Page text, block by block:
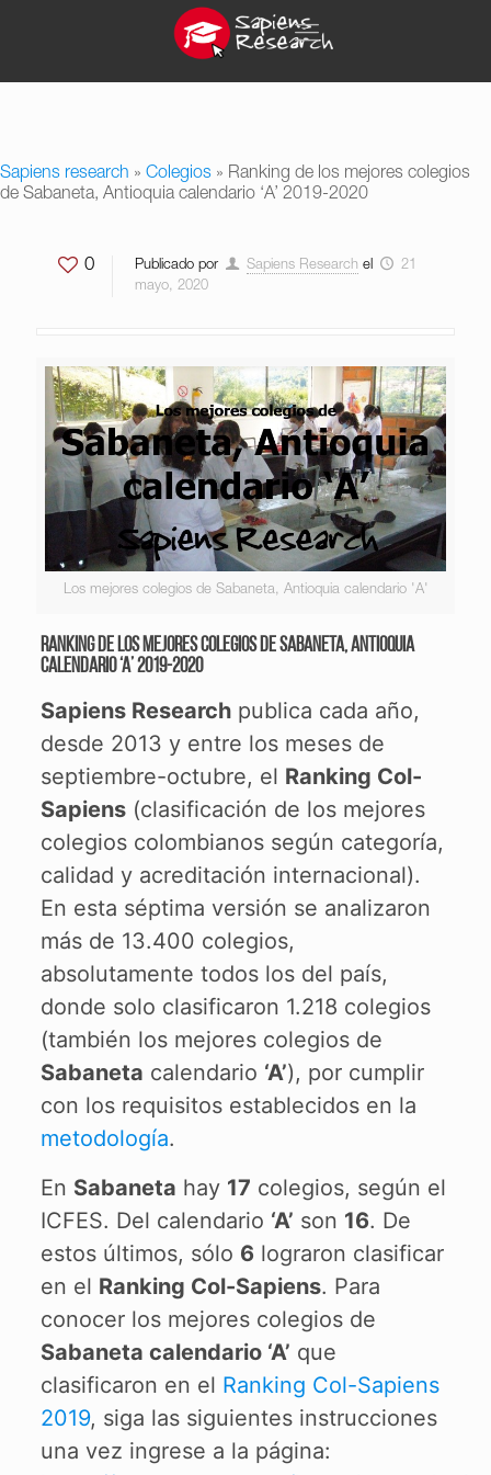
Sapiens research » Colegios » Ranking de los mejores colegios
de Sabaneta, Antioquia calendario ‘A’ 2019-2020
0 Publicado por Sapiens Research el
21
mayo, 2020
Los mejores colegios de Sabaneta, Antioquia calendario 'A'
Ranking de los mejores colegios de Sabaneta, Antioquia
calendario ‘A’ 2019-2020
Sapiens Researchpublica cada año,
desde 2013 y entre los meses de
septiembre-octubre, el Ranking Col-
Sapiens(clasificación de los mejores
colegios colombianos según categoría,
calidad y acreditación internacional).
En esta séptima versión se analizaron
más de 13.400 colegios,
absolutamente todos los del país,
donde solo clasificaron 1.218 colegios
(también los mejores colegios de
Sabaneta calendario ‘A’), por cumplir
con los requisitos establecidos en la
metodología.
En Sabaneta hay 17 colegios, según el
ICFES. Del calendario ‘A’ son 16. De
estos últimos, sólo 6 lograron clasificar
en el Ranking Col-Sapiens. Para
conocer los mejores colegios de
Sabaneta calendario ‘A’ que
clasificaron en el Ranking Col-Sapiens
2019, siga las siguientes instrucciones
una vez ingrese a la página: